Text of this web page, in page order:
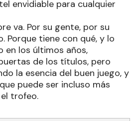
envidiable para cualquier
va. Por su gente, por su
Porque tiene con qué, y lo
en los últimos años,
de los títulos, pero
la esencia del buen juego, y
puede ser incluso más
trofeo.